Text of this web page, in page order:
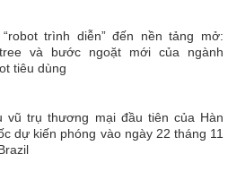
trình diễn” đến nền tảng mở:
và bước ngoặt mới của ngành
tiêu dùng
vũ trụ thương mại đầu tiên của Hàn
dự kiến ​​phóng vào ngày 22 tháng 11